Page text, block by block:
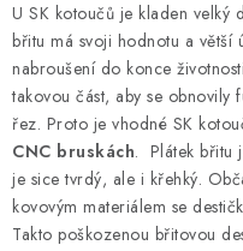
U SK kotoučů je kladen velký
břitu má svoji hodnotu a větší
nabroušení do konce
takovou část, aby se
řez. Proto je vhodné SK
CNC bruskách. Plátek břitu
je sice tvrdý, ale i křehký.
kovovým materiálem se
Takto poškozenou břitovou